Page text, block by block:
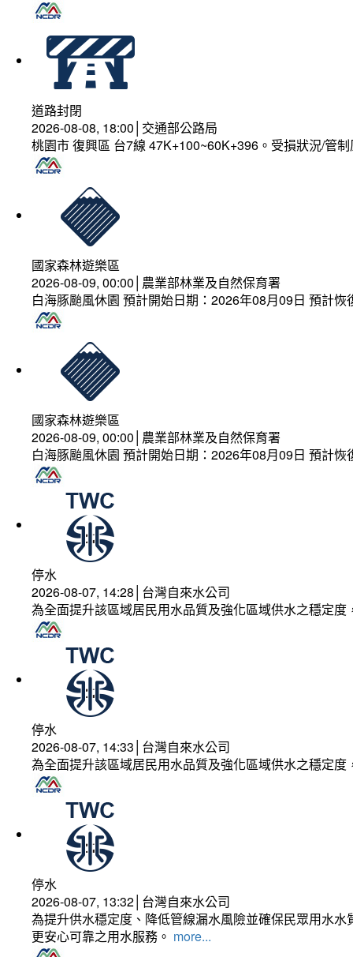
道路封閉
2026-08-08, 18:00│交通部公路局
桃園市 復興區 台7線 47K+100~60K+396。受損狀況/管
國家森林遊樂區
2026-08-09, 00:00│農業部林業及自然保育署
白海豚颱風休園 預計開始日期：2026年08月09日 預計
國家森林遊樂區
2026-08-09, 00:00│農業部林業及自然保育署
白海豚颱風休園 預計開始日期：2026年08月09日 預計
停水
2026-08-07, 14:28│台灣自來水公司
為全面提升該區域居民用水品質及強化區域供水之穩定
停水
2026-08-07, 14:33│台灣自來水公司
為全面提升該區域居民用水品質及強化區域供水之穩定
停水
2026-08-07, 13:32│台灣自來水公司
為提升供水穩定度、降低管線漏水風險並確保民眾用水
更安心可靠之用水服務。 more...